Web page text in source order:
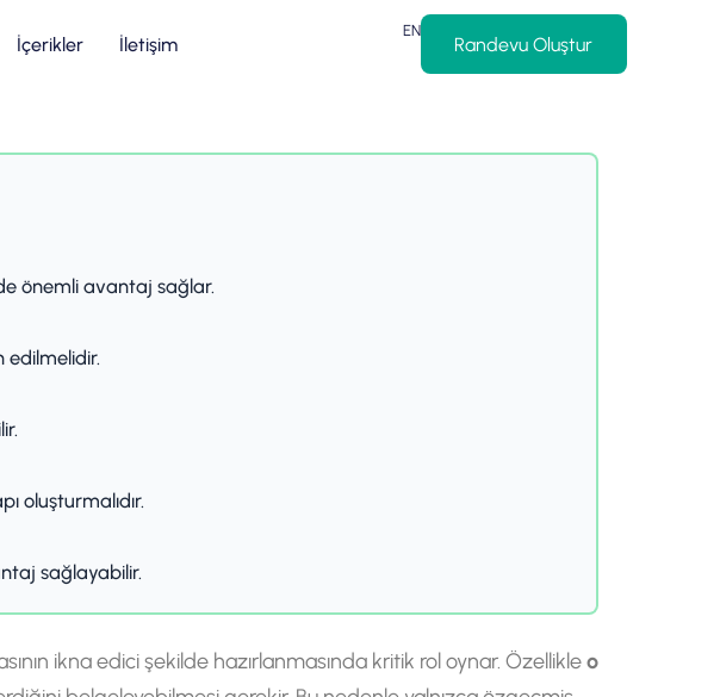
İçerikler İletişim
EN
Randevu Oluştur
önemli avantaj sağlar.
edilmelidir.
oluşturmalıdır.
sağlayabilir.
ikna edici şekilde hazırlanmasında kritik rol oynar. Özellikleo